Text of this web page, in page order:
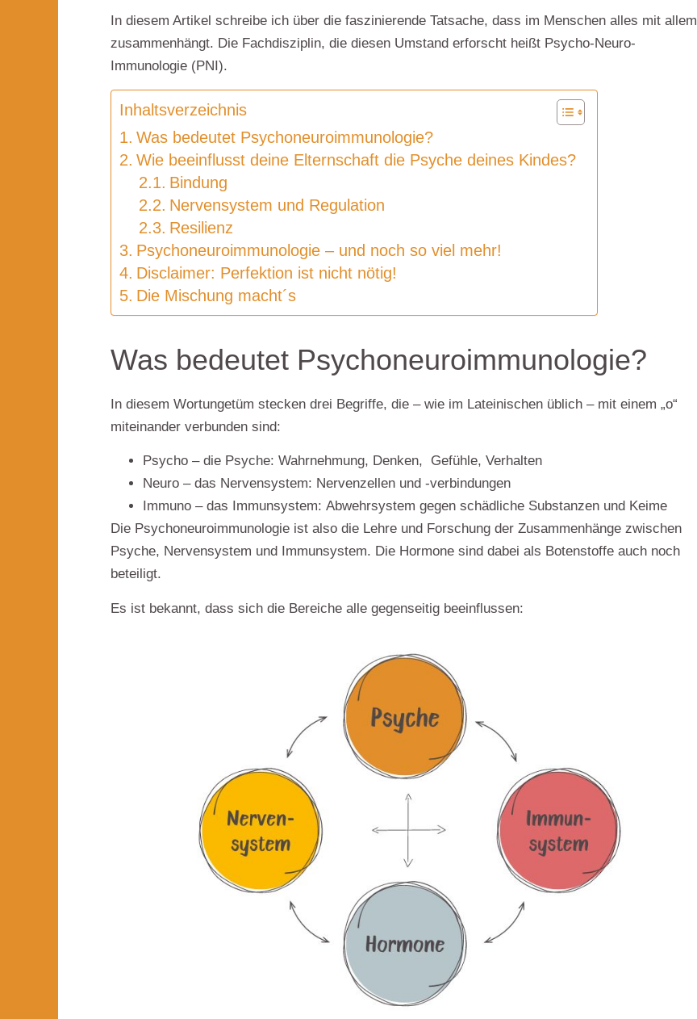
In diesem Artikel schreibe ich über die faszinierende Tatsache, dass im Menschen alles mit allem
zusammenhängt. Die Fachdisziplin, die diesen Umstand erforscht heißt Psycho-Neuro-
Immunologie (PNI).
Inhaltsverzeichnis
Was bedeutet Psychoneuroimmunologie?
Wie beeinflusst deine Elternschaft die Psyche deines Kindes?
Bindung
Nervensystem und Regulation
Resilienz
Psychoneuroimmunologie – und noch so viel mehr!
Disclaimer: Perfektion ist nicht nötig!
Die Mischung macht´s
Was bedeutet Psychoneuroimmunologie?
In diesem Wortungetüm stecken drei Begriffe, die – wie im Lateinischen üblich – mit einem „o“
miteinander verbunden sind:
Psycho – die Psyche: Wahrnehmung, Denken, Gefühle, Verhalten
Neuro – das Nervensystem: Nervenzellen und -verbindungen
Immuno – das Immunsystem: Abwehrsystem gegen schädliche Substanzen und Keime
Die Psychoneuroimmunologie ist also die Lehre und Forschung der Zusammenhänge zwischen
Psyche, Nervensystem und Immunsystem. Die Hormone sind dabei als Botenstoffe auch noch
beteiligt.
Es ist bekannt, dass sich die Bereiche alle gegenseitig beeinflussen: